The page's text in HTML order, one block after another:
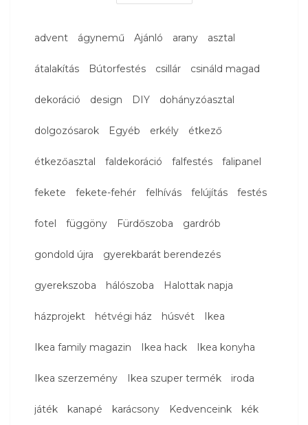
advent ágynemű Ajánló arany asztal
átalakítás Bútorfestés csillár csináld magad
dekoráció design DIY dohányzóasztal
dolgozósarok Egyéb erkély étkező
étkezőasztal faldekoráció falfestés falipanel
fekete fekete-fehér felhívás felújítás festés
fotel függöny Fürdőszoba gardrób
gondold újra gyerekbarát berendezés
gyerekszoba hálószoba Halottak napja
házprojekt hétvégi ház húsvét Ikea
Ikea family magazin Ikea hack Ikea konyha
Ikea szerzemény Ikea szuper termék iroda
játék kanapé karácsony Kedvenceink kék